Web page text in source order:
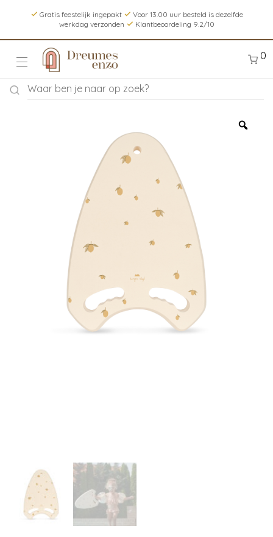
Gratis feestelijk ingepakt
Voor 13.00 uur besteld is dezelfde
werkdag verzonden
Klantbeoordeling 9.2/10
0